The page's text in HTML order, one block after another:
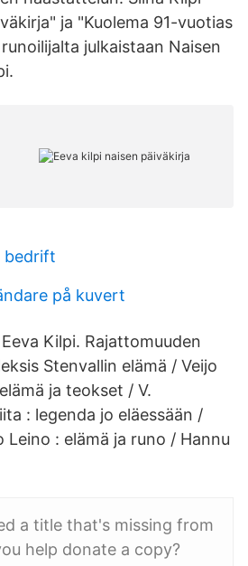
ja "Kuolema 91-vuotias
julkaistaan Naisen
bedrift
på kuvert
Kilpi. Rajattomuuden
Stenvallin elämä / Veijo
ja teokset / V.
: legenda jo eläessään /
Leino : elämä ja runo / Hannu
a title that's missing from
help donate a copy?